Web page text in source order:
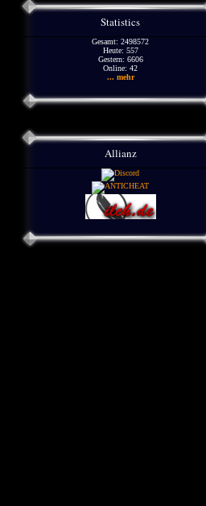
Statistics
Gesamt: 2498572
Heute: 557
Gestern: 6606
Online: 42
... mehr
Allianz